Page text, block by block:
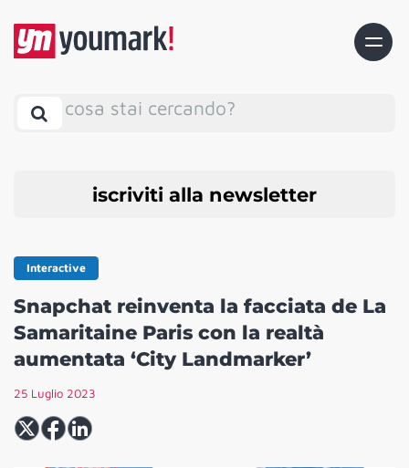
cosa stai cercando?
iscriviti alla newsletter
Interactive
Snapchat reinventa la facciata de La
Samaritaine Paris con la realtà
aumentata ‘City Landmarker’
25 Luglio 2023